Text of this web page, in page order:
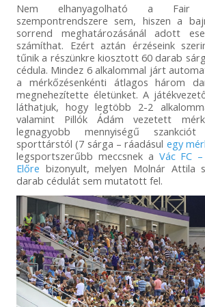
Nem elhanyagolható a Fair
szempontrendszere sem, hiszen a
sorrend meghatározásánál adott
számíthat. Ezért aztán érzéseink
tűnik a részünkre kiosztott 60 darab
cédula. Mindez 6 alkalommal járt
a mérkőzésenkénti átlagos három
megnehezítette életünket. A
láthatjuk, hogy legtöbb 2-2
valamint Pillók Ádám vezetett
legnagyobb mennyiségű
sporttárstól (7 sárga – ráadásul egy
legsportszerűbb meccsnek a Vác FC
Előre bizonyult, melyen Molnár Attila
darab cédulát sem mutatott fel.